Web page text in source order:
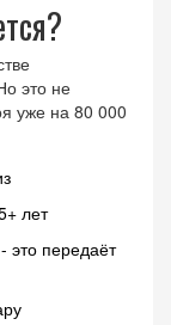
это не
уже на 80 000
лет
это передаёт